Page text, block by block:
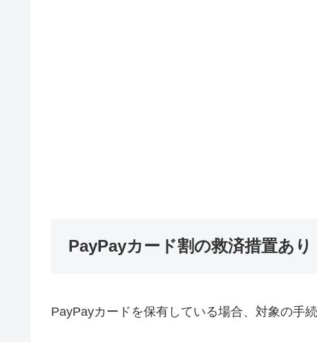
PayPayカード割の救済措置あり
PayPayカードを保有している場合、対象の手